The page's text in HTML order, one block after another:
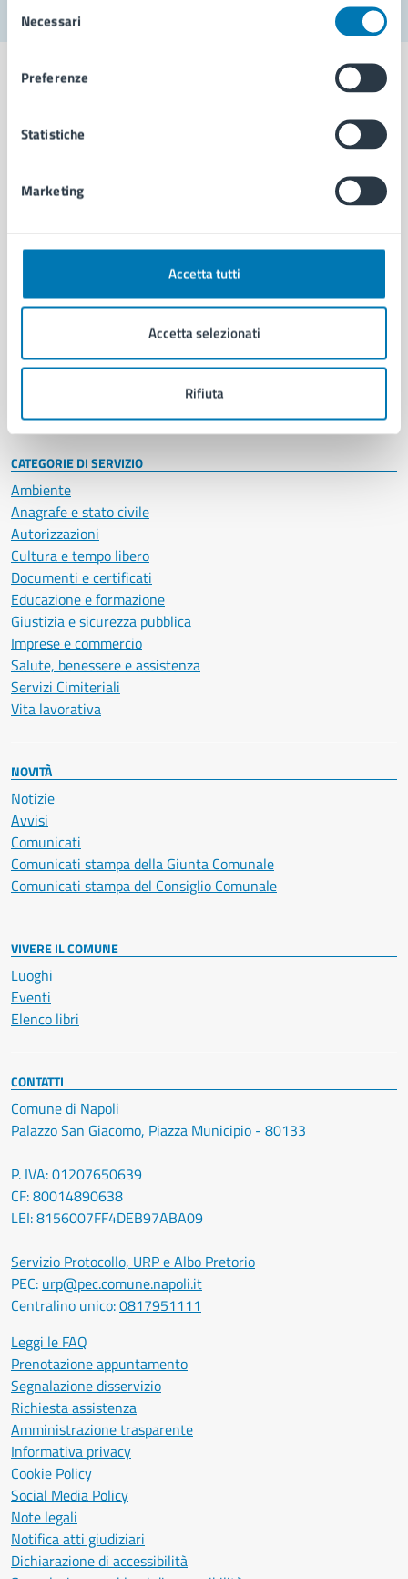
delNecessari
Preferenze
Statistiche
Marketing
Accetta tutti
Accetta selezionati
Rifiuta
Comune di Napoli
AMMINISTRAZIONE
Organi di governo
Enti e fondazioni
Personale amministrativo
Intranet, posta aziendale e protocollo
CATEGORIE DI SERVIZIO
Ambiente
Anagrafe e stato civile
Autorizzazioni
Cultura e tempo libero
Documenti e certificati
Educazione e formazione
Giustizia e sicurezza pubblica
Imprese e commercio
Salute, benessere e assistenza
Servizi Cimiteriali
Vita lavorativa
NOVITÀ
Notizie
Avvisi
Comunicati
Comunicati stampa della Giunta Comunale
Comunicati stampa del Consiglio Comunale
VIVERE IL COMUNE
Luoghi
Eventi
Elenco libri
CONTATTI
Comune di Napoli
Palazzo San Giacomo, Piazza Municipio - 80133
P. IVA: 01207650639
CF: 80014890638
LEI: 8156007FF4DEB97ABA09
Servizio Protocollo, URP e Albo Pretorio
PEC: urp@pec.comune.napoli.it
Centralino unico:0817951111
Leggi le FAQ
Prenotazione appuntamento
Segnalazione disservizio
Richiesta assistenza
Amministrazione trasparente
Informativa privacy
Cookie Policy
Social Media Policy
Note legali
Notifica atti giudiziari
Dichiarazione di accessibilità